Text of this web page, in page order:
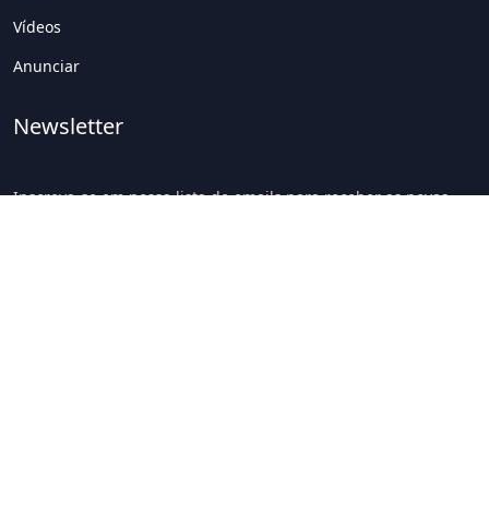
Vídeos
Anunciar
Newsletter
Inscreva-se em nossa lista de emails para receber as novas